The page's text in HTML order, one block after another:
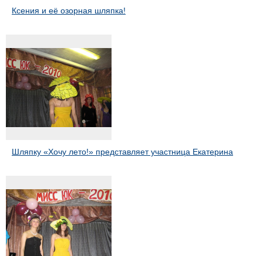
Ксения и её озорная шляпка!
Шляпку «Хочу лето!» представляет участница Екатерина